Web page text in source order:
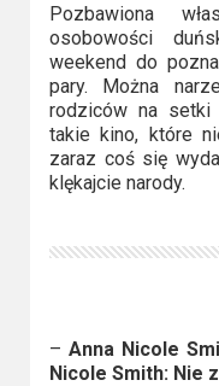
Pozbawiona
osobowości
weekend do
pary. Można
rodziców na setki
takie kino, które
zaraz coś się
klękajcie narody.
–Anna Nicole
Nicole Smith: Nie